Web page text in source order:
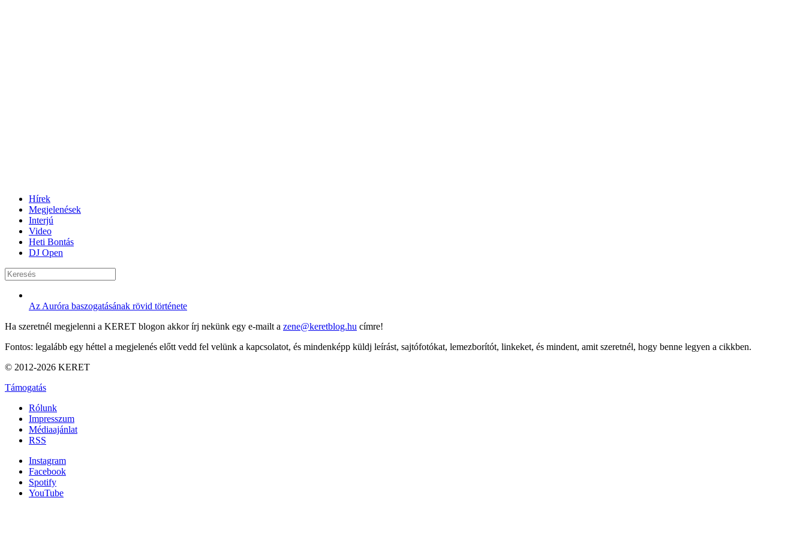
Hírek
Megjelenések
Interjú
Video
Heti Bontás
DJ Open
Az Auróra baszogatásának rövid története
Ha szeretnél megjelenni a KERET blogon akkor írj nekünk egy e-mailt a zene@keretblog.hu címre!
Fontos: legalább egy héttel a megjelenés előtt vedd fel velünk a kapcsolatot, és mindenképp küldj leírást, sajtófotókat, lemezborítót, linkeket, és mindent, amit szeretnél, hogy benne legyen a cikkben.
© 2012-2026 KERET
Támogatás
Rólunk
Impresszum
Médiaajánlat
RSS
Instagram
Facebook
Spotify
YouTube